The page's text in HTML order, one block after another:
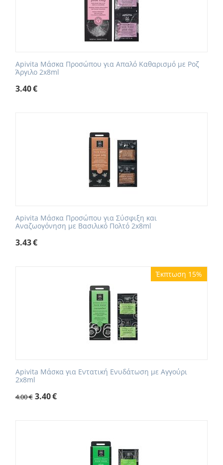
Apivita Mάσκα Προσώπου για Απαλό Καθαρισμό με Ροζ
Άργιλο 2x8ml
3.40€
Apivita Mάσκα Προσώπου για Σύσφιξη και
Αναζωογόνηση με Βασιλικό Πολτό 2x8ml
3.43€
Έκπτωση 15%
Apivita Μάσκα για Εντατική Ενυδάτωση με Αγγούρι
2x8ml
4.00€ 3.40€